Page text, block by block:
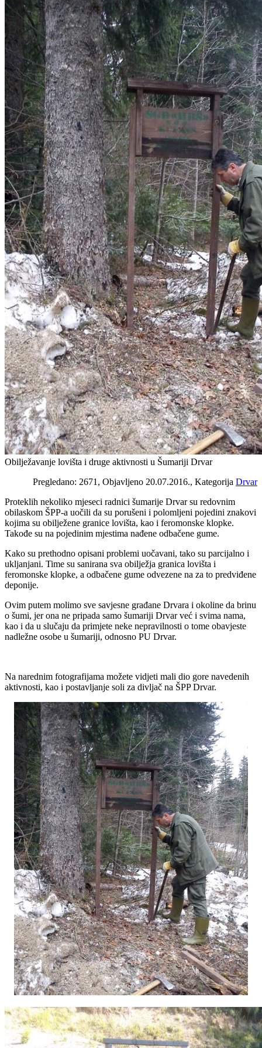
Obilježavanje lovišta i druge aktivnosti u Šumariji Drvar
Pregledano: 2671, Objavljeno 20.07.2016., Kategorija Drvar
Proteklih nekoliko mjeseci radnici šumarije Drvar su redovnim
obilaskom ŠPP-a uočili da su porušeni i polomljeni pojedini znakovi
kojima su obilježene granice lovišta, kao i feromonske klopke.
Takođe su na pojedinim mjestima nađene odbačene gume.
Kako su prethodno opisani problemi uočavani, tako su parcijalno i
ukljanjani. Time su sanirana sva obilježja granica lovišta i
feromonske klopke, a odbačene gume odvezene na za to predviđene
deponije.
Ovim putem molimo sve savjesne građane Drvara i okoline da brinu
o šumi, jer ona ne pripada samo šumariji Drvar već i svima nama,
kao i da u slučaju da primjete neke nepravilnosti o tome obavjeste
nadležne osobe u šumariji, odnosno PU Drvar.
Na narednim fotografijama možete vidjeti mali dio gore navedenih
aktivnosti, kao i postavljanje soli za divljač na ŠPP Drvar.